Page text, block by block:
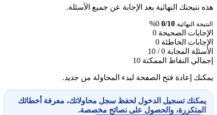
هذه نتيجتك النهائية بعد الإجابة عن جميع الأسئلة.
النتيجة النهائية 0/10
0%
الإجابات الصحيحة 0
الإجابات الخاطئة 0
الأسئلة المجابة 0 / 10
إجمالي النقاط الممكنة 10
يمكنك إعادة فتح الصفحة لبدء المحاولة من جديد.
يمكنك تسجيل الدخول لحفظ سجل محاولاتك، معرفة أخطائك
المتكررة، والحصول على نصائح مخصصة.